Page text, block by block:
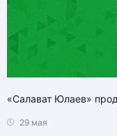
«Салават Юлаев»
29 мая